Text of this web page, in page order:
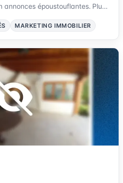
époustouflantes. Plus
MARKETING IMMOBILIER